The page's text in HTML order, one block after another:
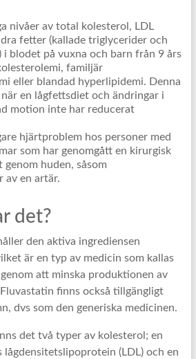
nivåer av total kolesterol, LDL
fetter (kallade triglycerider och
blodet på vuxna och barn från 9 års
familjär
eller blandad hyperlipidemi. Denna
en lågfettsdiet och ändringar i
motion inte har reducerat
hjärtproblem hos personer med
som har genomgått en kirurgisk
huden, såsom
av en artär.
det?
den aktiva ingrediensen
är en typ av medicin som kallas
att minska produktionen av
finns också tillgängligt
dvs som den generiska medicinen.
det två typer av kolesterol; en
lågdensitetslipoprotein (LDL) och en